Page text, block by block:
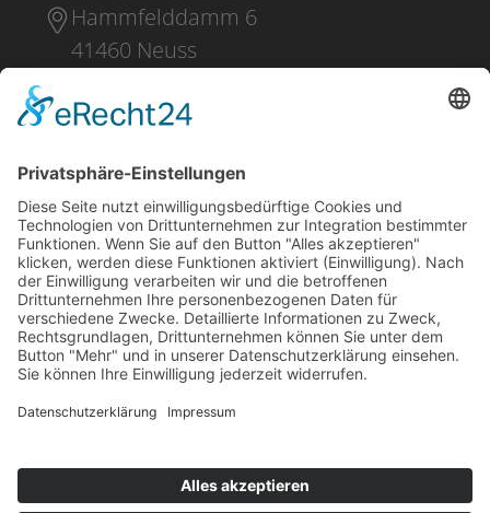
Hammfelddamm 6
41460 Neuss
+49 2131 16 37 0
DOWNLOADSPRESSEIMPRESSUMDATENSCHUTZ
EINKAUFSBEDINGUNGEN
LIEFER- UND ZAHLUNGSBEDINGUNGEN